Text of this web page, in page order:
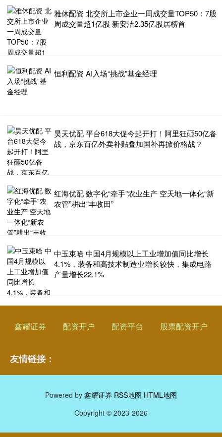
雅休配资 北交所上市企业一周成交量TOP50：7股
周成交量超1亿股 新安洁2.35亿股居榜首
恒利配资 AI入场“挑战”基金经理
昊天优配 平台618大促今起开打！阿里狂砸50亿备
战，京东百亿外卖补贴叠加国补再掀价格战？
红海优配 数字化“牵手”农业生产 空天地一体化“新
农管”耕出“丰收田”
中玉束哈 中国4月规模以上工业增加值同比增长
4.1%，装备和高技术制造业增长较快，集成电路
产量增长22.1%
鑫耀证券 配资开户 配资平台 股票配资开户
友情链接：
Powered by 鑫耀证券 RSS地图 HTML地图
Copyright © 2023-2026